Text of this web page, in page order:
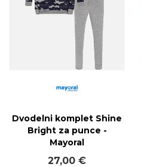
Dvodelni komplet Shine
Bright za punce -
Mayoral
27,00 €